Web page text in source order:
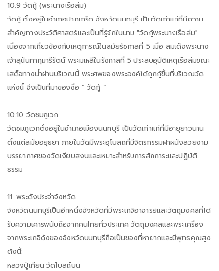
10.9 วัดกู้ (พระนางเรือล่ม)
วัดกู้ ตั้งอยู่ในอำเภอปากเกร็ด จังหวัดนนทบุรี เป็นวัดเก่าแก่ที่มีความ
สำคัญทางประวัติศาสตร์และเป็นที่รู้จักในนาม "วัดกู้พระนางเรือล่ม"
เนื่องจากเกี่ยวข้องกับเหตุการณ์ในสมัยรัชกาลที่ 5 เมื่อ สมเด็จพระนาง
เจ้าสุนันทากุมารีรัตน์ พระมเหสีในรัชกาลที่ 5 ประสบอุบัติเหตุเรือล่มขณะ
เสด็จทางน้ำผ่านบริเวณนี้ พระศพของพระองค์ได้ถูกกู้ขึ้นที่บริเวณวัด
แห่งนี้ จึงเป็นที่มาของชื่อ “ วัดกู้ ”
10.10 วัดชมภูเวก
วัดชมภูเวกตั้งอยู่ในอำเภอเมืองนนทบุรี เป็นวัดเก่าแก่ที่มีอายุยาวนาน
ตั้งแต่สมัยอยุธยา ภายในวัดมีพระอุโบสถที่มีจิตรกรรมฝาผนังสวยงาม
บรรยากาศของวัดเงียบสงบและเหมาะสำหรับการสักการะและปฏิบัติ
ธรรม
11. พระดังประจำจังหวัด
จังหวัดนนทบุรีเป็นอีกหนึ่งจังหวัดที่มีพระเกจิอาจารย์และวัตถุมงคลที่ได้
รับความเคารพนับถือจากคนไทยทั่วประเทศ วัตถุมงคลและพระเครื่อง
จากพระเกจิดังของจังหวัดนนทบุรีถือเป็นของที่หายากและมีพุทธคุณสูง
ดังนี้:
หลวงปู่เทียน วัดโบสถ์บน